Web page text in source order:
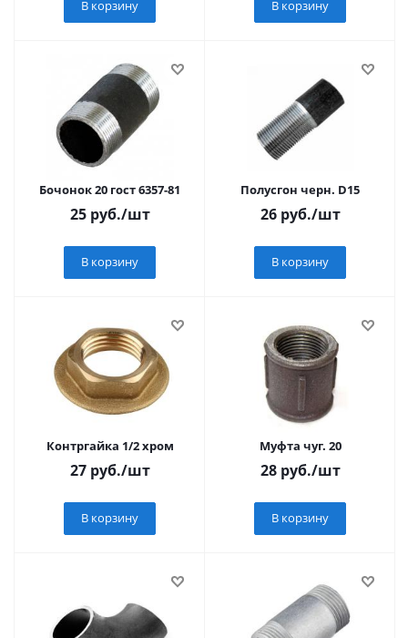
В корзину В корзину
Бочонок 20 гост 6357-81
25руб./шт
В корзину
Полусгон черн. D15
26руб./шт
В корзину
Контргайка 1/2 хром
27руб./шт
В корзину
Муфта чуг. 20
28руб./шт
В корзину